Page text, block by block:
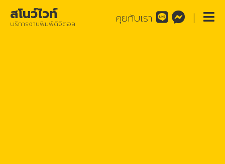
สโนว์ไวท์
บริการงานพิมพ์ดิจิตอล คุยกับเรา |